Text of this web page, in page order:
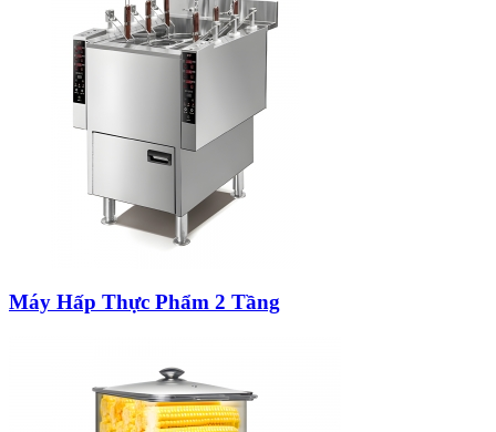
Máy Hấp Thực Phẩm 2 Tầng